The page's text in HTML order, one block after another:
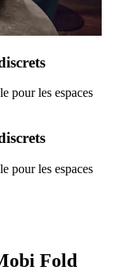
pour les espaces
pour les espaces
Fold